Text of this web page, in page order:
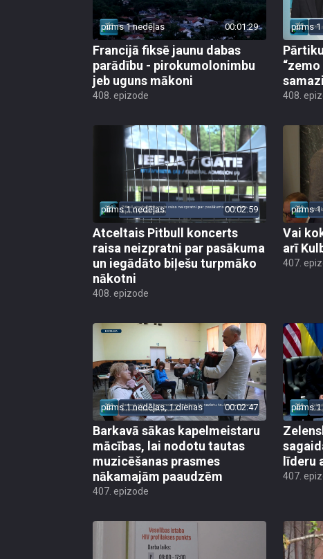
pirms 1 nedēļas 00:01:29
Francijā fiksē jaunu dabas
parādību - pirokumolonimbu
jeb uguns mākoni
408. epizode
pirms 1
408.
pirms 1 nedēļas 00:02:59
Atceltais Pitbull koncerts
raisa neizpratni par pasākuma
un iegādāto biļešu turpmāko
nākotni
408. epizode
pirms 1
Vai
arī
407.
pirms 1 nedēļas, 1 dienas 00:02:47
Barkavā sākas kapelmeistaru
mācības, lai nodotu tautas
muzicēšanas prasmes
nākamajām paaudzēm
407. epizode
pirms 1
līderu
407.